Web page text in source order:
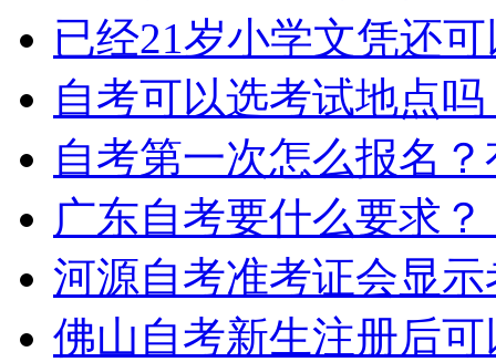
已经21岁小学文凭还
自考可以选考试地点吗
自考第一次怎么报名
广东自考要什么要求？
河源自考准考证会显
佛山自考新生注册后